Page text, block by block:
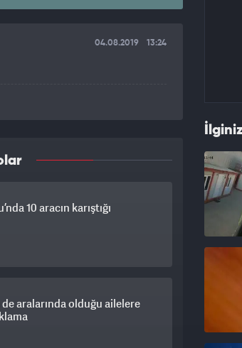
04.08.2019 13:24
10 aracın karıştığı
aralarında olduğu ailelere